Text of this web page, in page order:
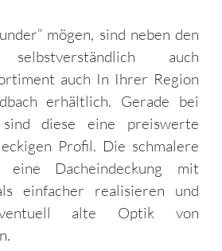
mögen, sind neben den
selbstverständlich auch
auch In Ihrer Region
erhältlich. Gerade bei
diese eine preiswerte
Profil. Die schmalere
eine Dacheindeckung mit
einfacher realisieren und
alte Optik von